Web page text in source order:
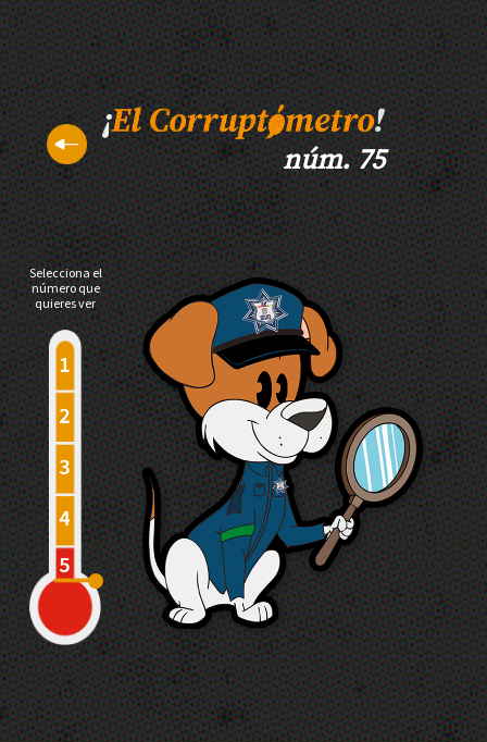
núm. 75
Selecciona el
número que
quieres ver